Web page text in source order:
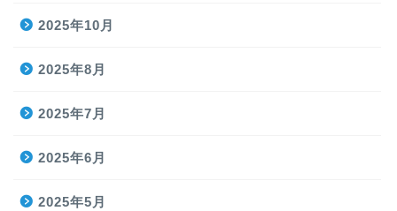
2025年10月
2025年8月
2025年7月
2025年6月
2025年5月